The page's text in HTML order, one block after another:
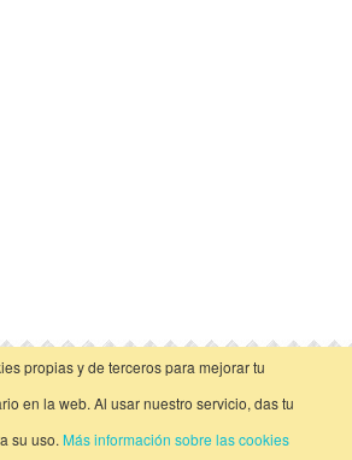
propias y de terceros para mejorar tu
en la web. Al usar nuestro servicio, das tu
su uso. Más información sobre las cookies
vista clásica